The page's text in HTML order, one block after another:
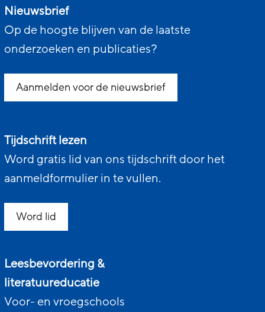
Nieuwsbrief
Op de hoogte blijven van de laatste
onderzoeken en publicaties?
Aanmelden voor de nieuwsbrief
Tijdschrift lezen
Word gratis lid van ons tijdschrift door het
aanmeldformulier in te vullen.
Word lid
Leesbevordering &
literatuureducatie
Voor- en vroegschools